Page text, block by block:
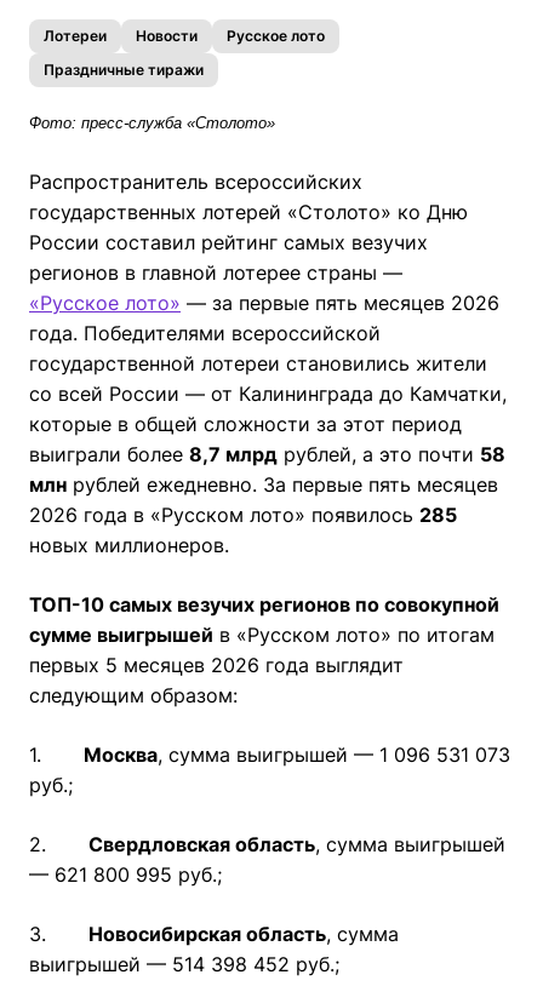
Лотереи Новости
Русское лото
Праздничные тиражи
Фото: пресс-служба «Столото»
Распространитель всероссийских
государственных лотерей «Столото» ко Дню
России составил рейтинг самых везучих
регионов в главной лотерее страны —
«Русское лото» — за первые пять месяцев 2026
года. Победителями всероссийской
государственной лотереи становились жители
со всей России — от Калининграда до Камчатки,
которые в общей сложности за этот период
выиграли более 8,7 млрд рублей, а это почти 58
млн рублей ежедневно. За первые пять месяцев
2026 года в «Русском лото» появилось 285
новых миллионеров.
ТОП-10 самых везучих регионов по совокупной
сумме выигрышей в «Русском лото» по итогам
первых 5 месяцев 2026 года выглядит
следующим образом:
1. Москва, сумма выигрышей — 1 096 531 073
руб.;
2. Свердловская область, сумма выигрышей
— 621 800 995 руб.;
3. Новосибирская область, сумма
выигрышей — 514 398 452 руб.;